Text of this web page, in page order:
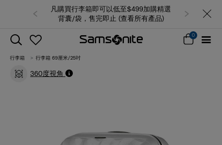
凡購買行李箱即可以低至$499加購精選
背囊/袋，售完即止 (查看所有產品)
0
行李箱 行李箱 69厘米/25吋
360度視角